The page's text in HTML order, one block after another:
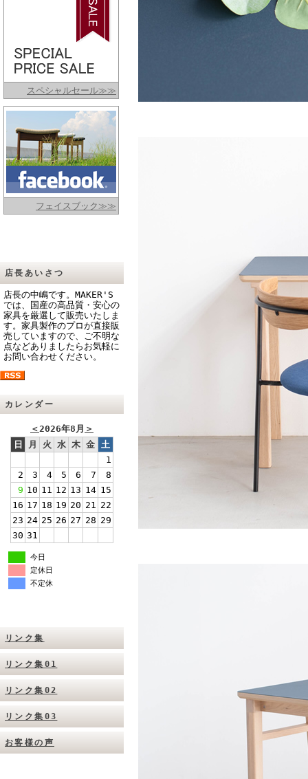
スペシャルセール≫≫
フェイスブック≫≫
店長あいさつ
店長の中嶋です。MAKER'S
では、国産の高品質・安心の
家具を厳選して販売いたしま
す。家具製作のプロが直接販
売していますので、ご不明な
点などありましたらお気軽に
お問い合わせください。
カレンダー
＜2026年8月 ＞
日
月 火 水 木 金 土
1
2
3 4 5 6 7
8
9 10 11 12 13 14 15
16 17 18 19 20 21 22
23 24 25 26 27 28 29
30 31
今日
定休日
不定休
リンク集
リンク集01
リンク集02
リンク集03
お客様の声